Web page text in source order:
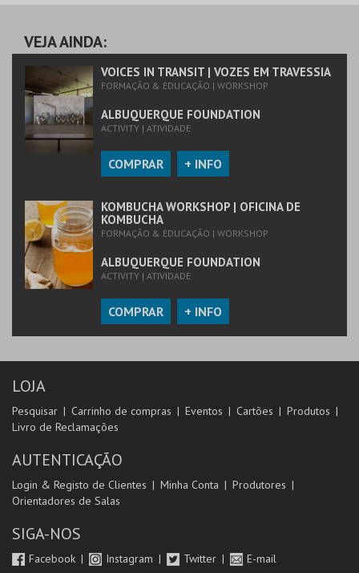
VEJA AINDA:
VOICES IN TRANSIT | VOZES EM TRAVESSIA
FORMAÇÃO & EDUCAÇÃO | WORKSHOP
ALBUQUERQUE FOUNDATION
ACTIVITY | ATIVIDADE
COMPRAR + INFO
KOMBUCHA WORKSHOP | OFICINA DE
KOMBUCHA
FORMAÇÃO & EDUCAÇÃO | WORKSHOP
ALBUQUERQUE FOUNDATION
ACTIVITY | ATIVIDADE
COMPRAR + INFO
LOJA
Pesquisar Carrinho de compras Eventos Cartões
Produtos
Livro de Reclamações
AUTENTICAÇÃO
Login & Registo de Clientes Minha Conta
Produtores
Orientadores de Salas
SIGA-NOS
Facebook Instagram Twitter E-mail